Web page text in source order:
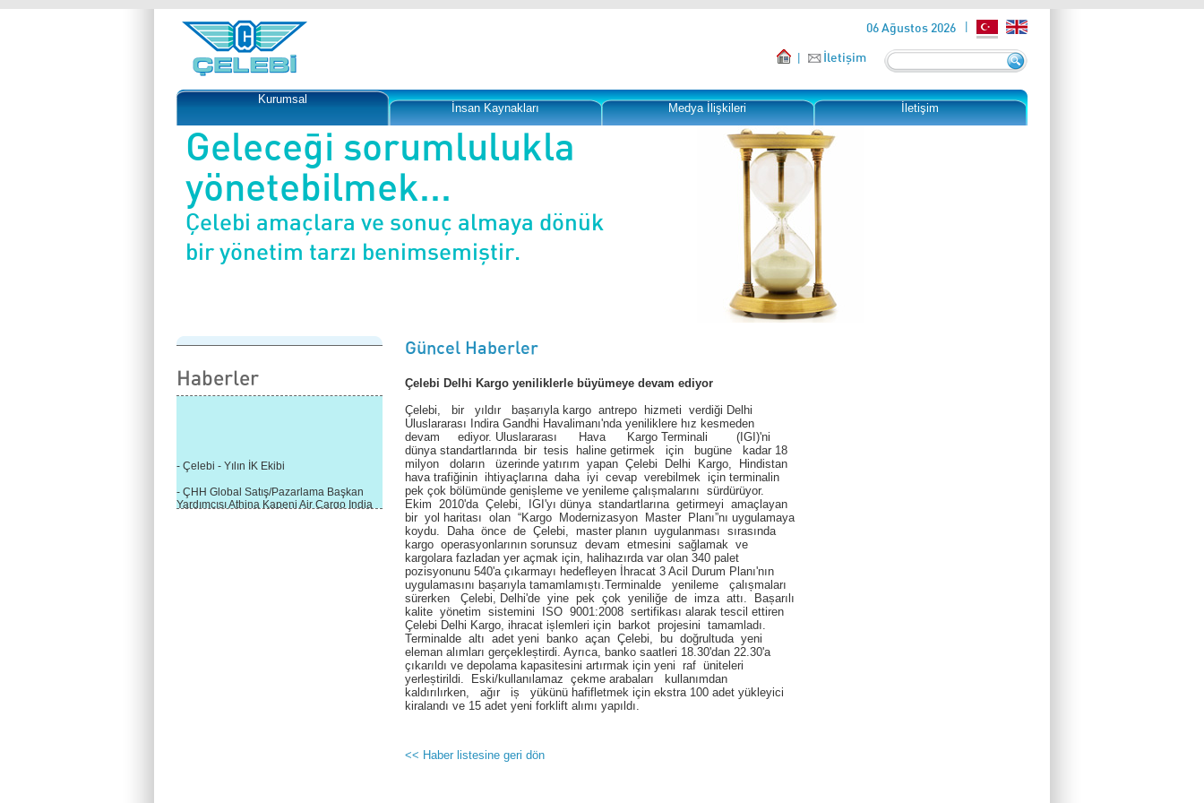
06 Ağustos 2026
İletişim
Kurumsal
İnsan Kaynakları Medya İlişkileri İletişim
Geleceği sorumlulukla
yönetebilmek...
Çelebi amaçlara ve sonuç almaya dönük
bir yönetim tarzı benimsemiştir.
Haberler
- Çelebi - Yılın İK Ekibi
- ÇHH Global Satış/Pazarlama Başkan
Yardımcısı Athina Kapeni Air Cargo India
Güncel Haberler
Çelebi Delhi Kargo yeniliklerle büyümeye devam ediyor
Çelebi, bir yıldır bașarıyla kargo antrepo hizmeti verdiği Delhi
Uluslararası Indira Gandhi Havalimanı'nda yeniliklere hız kesmeden
devam ediyor. Uluslararası Hava Kargo Terminali (IGI)'ni
dünya standartlarında bir tesis haline getirmek için bugüne kadar 18
milyon doların üzerinde yatırım yapan Çelebi Delhi Kargo, Hindistan
hava trafiğinin ihtiyaçlarına daha iyi cevap verebilmek için terminalin
pek çok bölümünde genișleme ve yenileme çalıșmalarını sürdürüyor.
Ekim 2010'da Çelebi, IGI'yı dünya standartlarına getirmeyi amaçlayan
bir yol haritası olan “Kargo Modernizasyon Master Planı”nı uygulamaya
koydu. Daha önce de Çelebi, master planın uygulanması sırasında
kargo operasyonlarının sorunsuz devam etmesini sağlamak ve
kargolara fazladan yer açmak için, halihazırda var olan 340 palet
pozisyonunu 540'a çıkarmayı hedefleyen İhracat 3 Acil Durum Planı'nın
uygulamasını bașarıyla tamamlamıștı.Terminalde yenileme çalıșmaları
sürerken Çelebi, Delhi'de yine pek çok yeniliğe de imza attı. Bașarılı
kalite yönetim sistemini ISO 9001:2008 sertifikası alarak tescil ettiren
Çelebi Delhi Kargo, ihracat ișlemleri için barkot projesini tamamladı.
Terminalde altı adet yeni banko açan Çelebi, bu doğrultuda yeni
eleman alımları gerçekleștirdi. Ayrıca, banko saatleri 18.30'dan 22.30'a
çıkarıldı ve depolama kapasitesini artırmak için yeni raf üniteleri
yerleștirildi. Eski/kullanılamaz çekme arabaları kullanımdan
kaldırılırken, ağır iș yükünü hafifletmek için ekstra 100 adet yükleyici
kiralandı ve 15 adet yeni forklift alımı yapıldı.
<< Haber listesine geri dön